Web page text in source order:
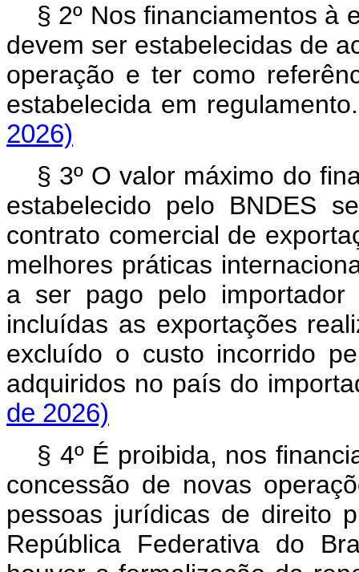
§ 2º Nos financiamentos à
devem ser estabelecidas de
operação e ter como
estabelecida em
2026)
§ 3º O valor máximo do
estabelecido pelo BNDES
contrato comercial de
melhores práticas
a ser pago pelo importador
incluídas as exportações
excluído o custo incorrido
adquiridos no país do
de 2026)
§ 4º É proibida, nos
concessão de novas
pessoas jurídicas de direito
República Federativa do